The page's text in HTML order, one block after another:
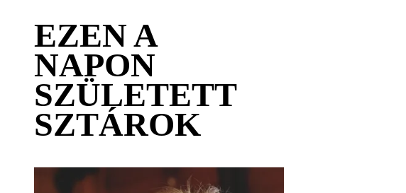
EZEN A
NAPON
SZÜLETETT
SZTÁROK